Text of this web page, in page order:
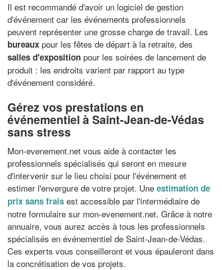
Il est recommandé d'avoir un logiciel de gestion
d'événement car les événements professionnels
peuvent représenter une grosse charge de travail. Les
bureaux pour les fêtes de départ à la retraite, des
salles d'exposition pour les soirées de lancement de
produit : les endroits varient par rapport au type
d'événement considéré.
Gérez vos prestations en
événementiel à Saint-Jean-de-Védas
sans stress
Mon-evenement.net vous aide à contacter les
professionnels spécialisés qui seront en mesure
d'intervenir sur le lieu choisi pour l'événement et
estimer l'envergure de votre projet. Une estimation de
prix sans frais est accessible par l'intermédiaire de
notre formulaire sur mon-evenement.net. Grâce à notre
annuaire, vous aurez accès à tous les professionnels
spécialisés en événementiel de Saint-Jean-de-Védas.
Ces experts vous conseilleront et vous épauleront dans
la concrétisation de vos projets.